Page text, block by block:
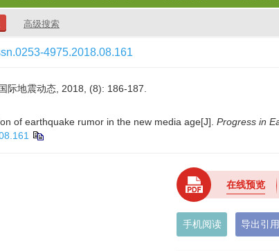
高级搜索
4975.2018.08.161
际地震动态, 2018, (8): 186-187.
of earthquake rumor in the new media age[J]. Progress in
在线预览
手机阅读 导出引用